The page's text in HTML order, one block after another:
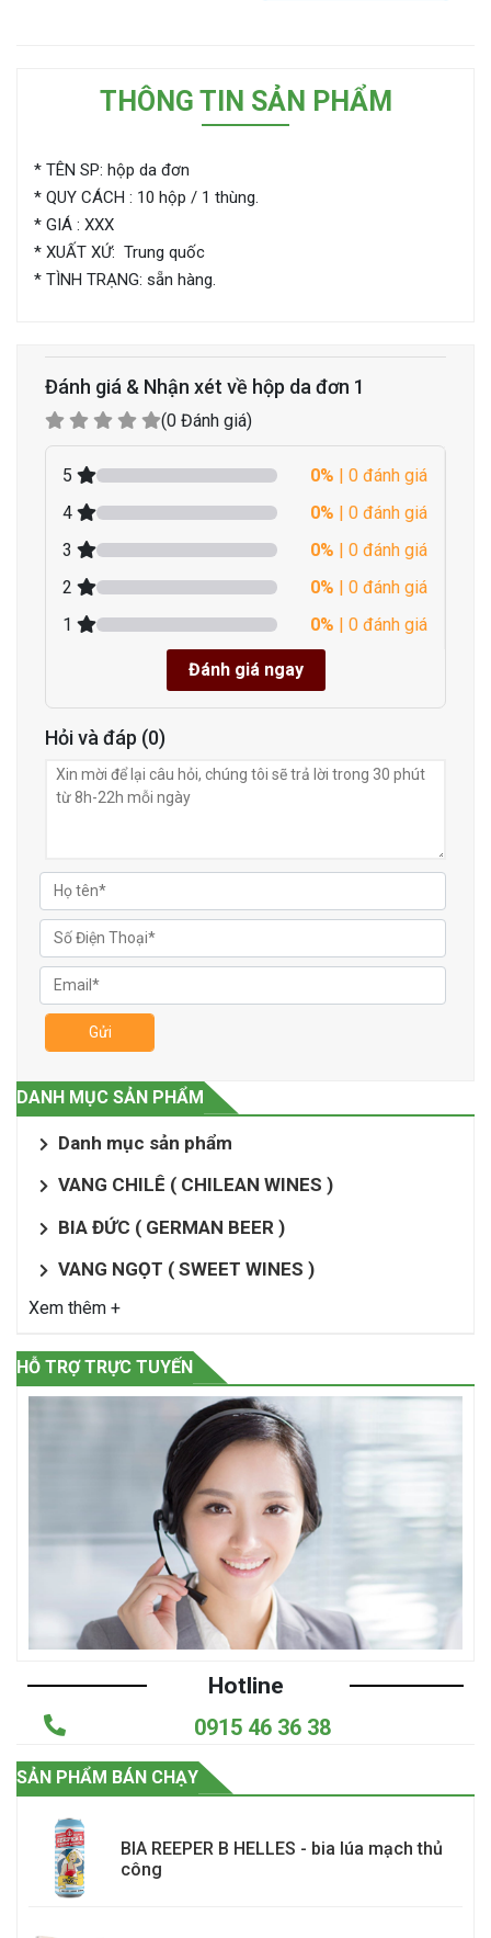
DANH MỤC SẢN PHẨM
Danh mục sản phẩm
VANG CHILÊ ( CHILEAN WINES )
BIA ĐỨC ( GERMAN BEER )
VANG NGỌT ( SWEET WINES )
Xem thêm +
HỖ TRỢ TRỰC TUYẾN
Hotline
0915 46 36 38
SẢN PHẨM BÁN CHẠY
BIA REEPER B HELLES - bia lúa mạch thủ
công
THÔNG TIN SẢN PHẨM
* TÊN SP: hộp da đơn
* QUY CÁCH : 10 hộp / 1 thùng.
* GIÁ : XXX
* XUẤT XỨ: Trung quốc
* TÌNH TRẠNG: sẵn hàng.
Đánh giá & Nhận xét về hộp da đơn 1
(0 Đánh giá)
5 0% | 0 đánh giá
4
0% | 0 đánh giá
3
0% | 0 đánh giá
2
0% | 0 đánh giá
1
0% | 0 đánh giá
Đánh giá ngay
Hỏi và đáp (0)
Gửi